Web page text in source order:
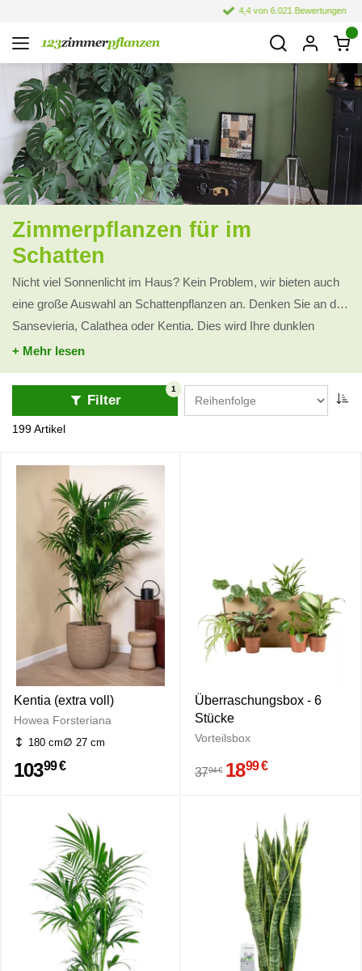
4,4 von 6.021 Bewertungen
Zimmerpflanzen für im
Schatten
Nicht viel Sonnenlicht im Haus? Kein Problem, wir bieten auch
eine große Auswahl an Schattenpflanzen an. Denken Sie an die
Sansevieria, Calathea oder Kentia. Dies wird Ihre dunklen
Ecken im Haus aufhellen und Ihr Interieur strahlend aussehen
+ Mehr lesen
Filter
1
199 Artikel
Kentia (extra voll)
Howea Forsteriana
180 cm 27 cm
10399 €
Überraschungsbox - 6
Stücke
Vorteilsbox
3794 € 1899 €